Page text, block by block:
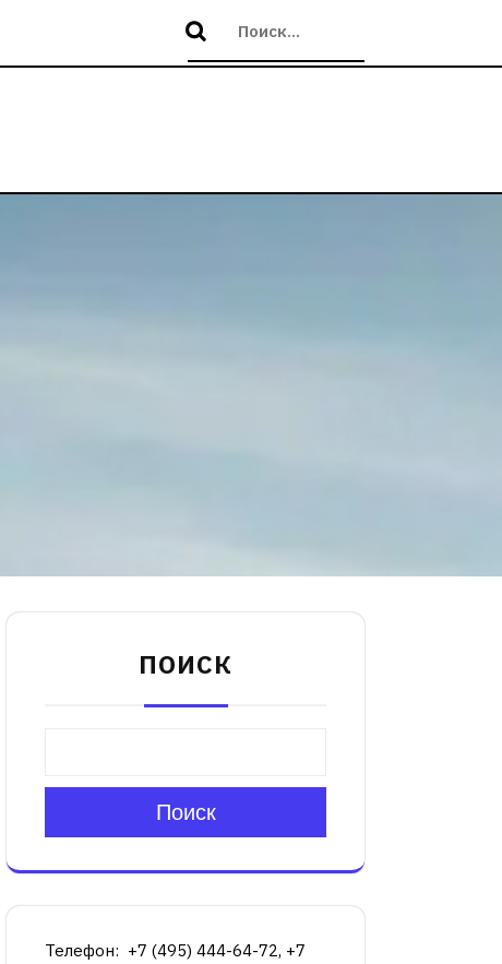
ПОИСК
Поиск
Телефон: +7 (495) 444-64-72, +7